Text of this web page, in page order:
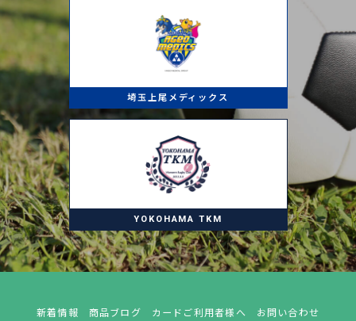
埼玉上尾メディックス
YOKOHAMA TKM
新着情報 商品ブログ カードご利用者様へ
お問い合わせ